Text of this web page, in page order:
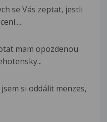
se Vás zeptat, jestli
mam opozdenou
si oddálit menzes,